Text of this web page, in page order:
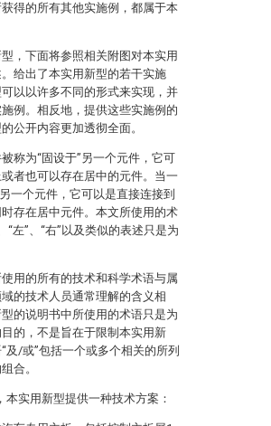
得的所有其他实施例，都属于本
，下面将参照相关附图对本实用
给出了本实用新型的若干实施
以以许多不同的形式来实现，并
例。相反地，提供这些实施例的
公开内容更加透彻全面。
称为“固设于”另一个元件，它可
者也可以存在居中的元件。当一
一个元件，它可以是直接连接到
存在居中元件。本文所使用的术
“左”、“右”以及类似的表述只是为
用的所有的技术和科学术语与属
的技术人员通常理解的含义相
的说明书中所使用的术语只是为
的，不是旨在于限制本实用新
及/或”包括一个或多个相关的所列
合。
实用新型提供一种技术方案：